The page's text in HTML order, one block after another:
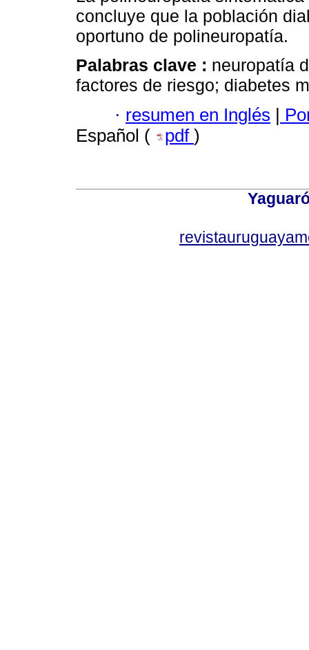
concluye que la población
oportuno de polineuropatía.
Palabras clave : neuropatía
factores de riesgo; diabetes
· resumen en Inglés |
Español (
pdf )